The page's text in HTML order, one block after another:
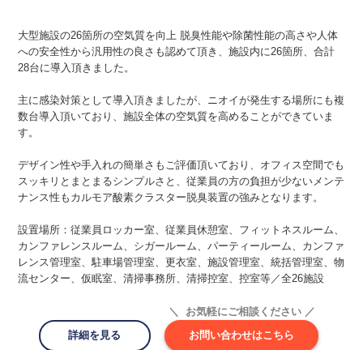
大型施設の26箇所の空気質を向上 脱臭性能や除菌性能の高さや人体
への安全性から汎用性の良さも認めて頂き、施設内に26箇所、合計
28台に導入頂きました。
主に感染対策として導入頂きましたが、ニオイが発生する場所にも複
数台導入頂いており、施設全体の空気質を高めることができていま
す。
デザイン性や手入れの簡単さもご評価頂いており、オフィス空間でも
スッキリとまとまるシンプルさと、従業員の方の負担が少ないメンテ
ナンス性もカルモア酸素クラスター脱臭装置の強みとなります。
設置場所：従業員ロッカー室、従業員休憩室、フィットネスルーム、
カンファレンスルーム、シガールーム、パーティールーム、カンファ
レンス管理室、駐車場管理室、更衣室、施設管理室、統括管理室、物
流センター、仮眠室、清掃事務所、清掃控室、控室等／全26施設
＼ お気軽にご相談ください ／
詳細を見る
お問い合わせはこちら